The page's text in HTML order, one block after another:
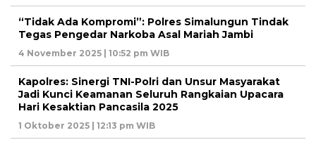
“Tidak Ada Kompromi”: Polres Simalungun Tindak
Tegas Pengedar Narkoba Asal Mariah Jambi
4 November 2025 | 10:52 pm WIB
Kapolres: Sinergi TNI-Polri dan Unsur Masyarakat
Jadi Kunci Keamanan Seluruh Rangkaian Upacara
Hari Kesaktian Pancasila 2025
1 Oktober 2025 | 12:13 pm WIB